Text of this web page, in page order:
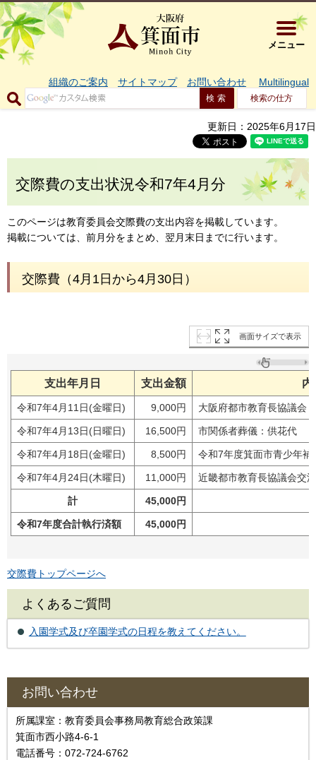
大阪府箕
メニュー
組織のご案内 サイトマップ お問い合わせ Multilingual
検索の仕方
更新日：2025年6月17日
交際費の支出状況令和7年4月分
このページは教育委員会交際費の支出内容を掲載しています。
掲載については、前月分をまとめ、翌月末日までに行います。
交際費（4月1日から4月30日）
画面サイズで表示
支出年月日 支出金額 内
令和7年4月11日(金曜日) 9,000円 大阪府都市教育長協議会
令和7年4月13日(日曜日) 16,500円 市関係者葬儀：供花代
令和7年4月18日(金曜日) 8,500円 令和7年度箕面市青少年
令和7年4月24日(木曜日) 11,000円 近畿都市教育長協議会交
計 45,000円
令和7年度合計執行済額 45,000円
交際費トップページへ
よくあるご質問
入園学式及び卒園学式の日程を教えてください。
お問い合わせ
所属課室：教育委員会事務局教育総合政策課
箕面市西小路4‐6‐1
電話番号：072-724-6762